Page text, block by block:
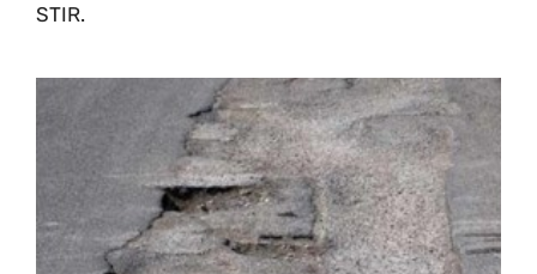
STIR.